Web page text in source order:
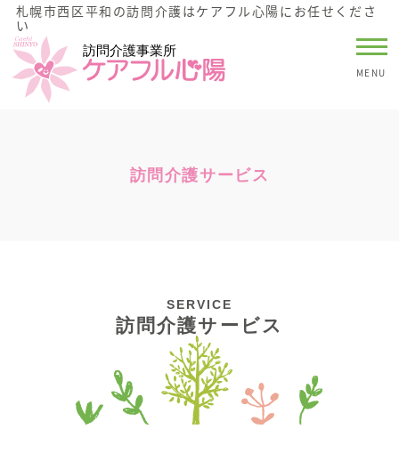
札幌市西区平和の訪問介護はケアフル心陽にお任せくださ
い
MENU
訪問介護サービス
SERVICE
訪問介護サービス